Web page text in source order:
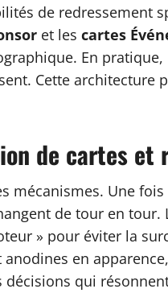
de redressement
et les cartes
En
Cette architecture
de cartes et
mécanismes. Une
de tour en tour.
» pour éviter la
en
qui